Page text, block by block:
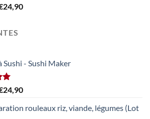
:
24,90Le
Sushi - Sushi Maker
24,90Le
actuel
rouleaux riz, viande, légumes (Lot